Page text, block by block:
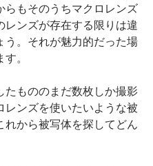
らもそのうちマクロレンズ
レンズが存在する限りは違
う。それが魅力的だった場
。
たもののまだ数枚しか撮影
レンズを使いたいような被
から被写体を探してどん